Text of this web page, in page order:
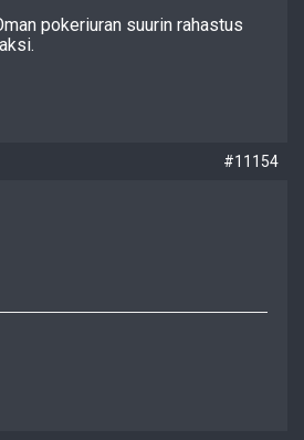
pokeriuran suurin rahastus
#11154